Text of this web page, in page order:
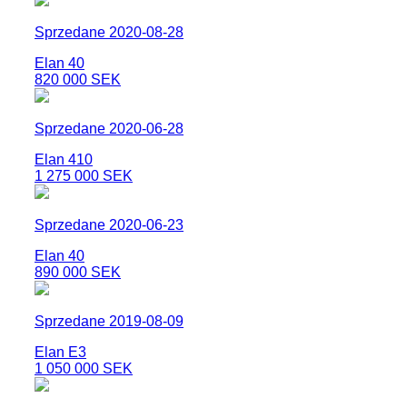
Sprzedane 2020-08-28
Elan 40
820 000 SEK
Sprzedane 2020-06-28
Elan 410
1 275 000 SEK
Sprzedane 2020-06-23
Elan 40
890 000 SEK
Sprzedane 2019-08-09
Elan E3
1 050 000 SEK